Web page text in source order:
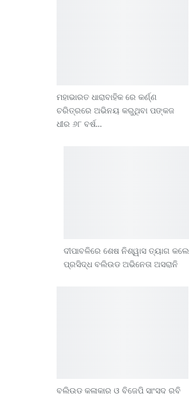
ମହାଭାରତ ଧାରାବାହିକ ରେ କର୍ଣ୍ଣ
ଚରିତ୍ରରେ ଅଭିନୟ କରୁଥିବା ପଙ୍କଜ
ଧୀର ୬୮ ବର୍ଷ…
ଦୀପାବଳିରେ ଶେଷ ନିଶ୍ୱାସ ତ୍ୟାଗ କଲେ
ପ୍ରସିଦ୍ଧ ବଲିଉଡ ଅଭିନେତା ଅସରାନି
ବଲିଉଡ କଳାକାର ଓ ବିଜେପି ସାଂସଦ ରବି